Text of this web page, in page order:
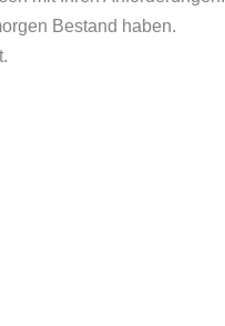
Bestand haben.